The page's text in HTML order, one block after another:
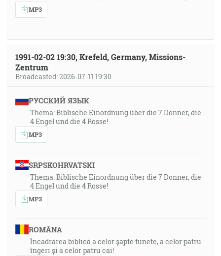
MP3
1991-02-02 19:30, Krefeld, Germany, Missions-
Zentrum
Broadcasted: 2026-07-11 19:30
РУССКИЙ ЯЗЫК
Thema: Biblische Einordnung über die 7 Donner, die
4 Engel und die 4 Rosse!
MP3
SRPSKOHRVATSKI
Thema: Biblische Einordnung über die 7 Donner, die
4 Engel und die 4 Rosse!
MP3
ROMÂNA
Încadrarea biblică a celor șapte tunete, a celor patru
îngeri și a celor patru cai!